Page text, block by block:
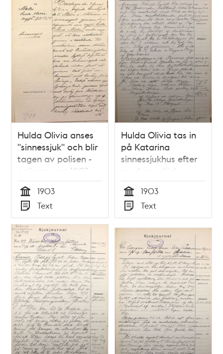
Hulda Olivia anses
"sinnessjuk" och blir
tagen av polisen -
polisrapport 1903
Tid
1903
Typ
Text
Hulda Olivia tas in
på Katarina
sinnessjukhus efter
moderns död -
sjukjournal 1903
Tid
1903
Typ
Text